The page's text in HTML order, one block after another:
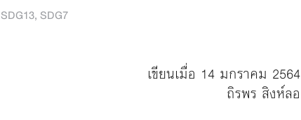
SDG13, SDG7
เขียนเมื่อ 14 มกราคม 2564
ถิรพร สิงห์ลอ